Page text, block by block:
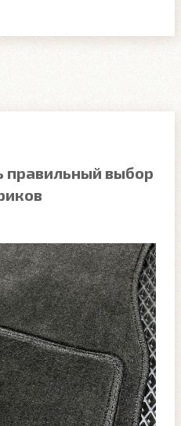
правильный выбор